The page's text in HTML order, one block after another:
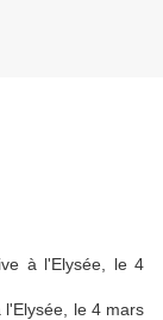
l'Elysée, le 4 mars